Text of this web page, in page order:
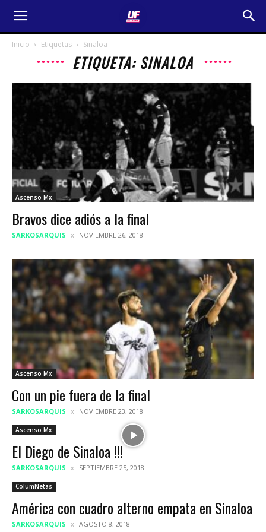
Inicio Etiquetas Sinaloa
ETIQUETA: SINALOA
Ascenso Mx
Bravos dice adiós a la final
SARKOSARQUIS NOVIEMBRE 26, 2018
Ascenso Mx
Con un pie fuera de la final
SARKOSARQUIS NOVIEMBRE 23, 2018
Ascenso Mx
El Diego de Sinaloa !!!
SARKOSARQUIS SEPTIEMBRE 25, 2018
ColumNetas
América con cuadro alterno empata en Sinaloa
SARKOSARQUIS AGOSTO 8, 2018